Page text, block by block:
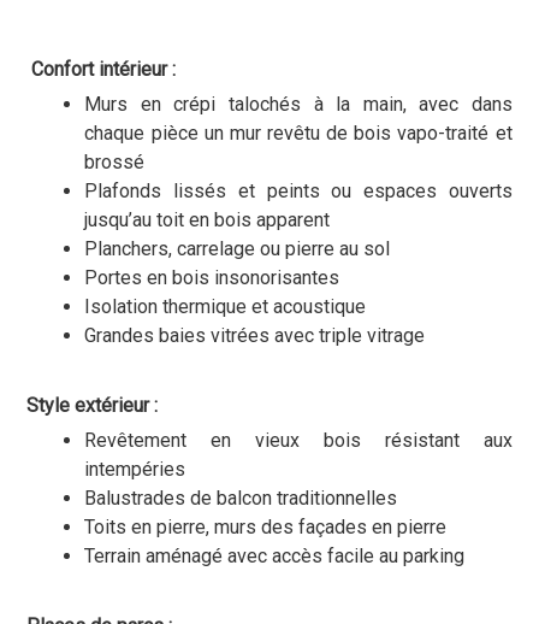
Confort intérieur :
Murs en crépi talochés à la main, avec dans
chaque pièce un mur revêtu de bois vapo-traité et
brossé
Plafonds lissés et peints ou espaces ouverts
jusqu’au toit en bois apparent
Planchers, carrelage ou pierre au sol
Portes en bois insonorisantes
Isolation thermique et acoustique
Grandes baies vitrées avec triple vitrage
Style extérieur :
Revêtement en vieux bois résistant aux
intempéries
Balustrades de balcon traditionnelles
Toits en pierre, murs des façades en pierre
Terrain aménagé avec accès facile au parking